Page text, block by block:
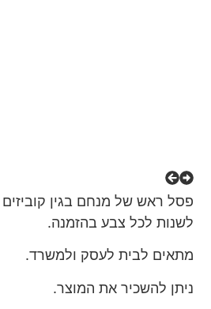
פסל ראש של מנחם בגין קוביזים
לשנות לכל צבע בהזמנה.
מתאים לבית לעסק ולמשרד.
ניתן להשכיר את המוצר.